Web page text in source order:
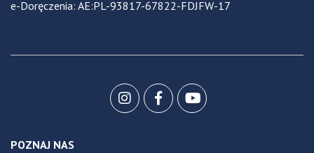
e-Doręczenia: AE:PL-93817-67822-FDJFW-17
POZNAJ NAS